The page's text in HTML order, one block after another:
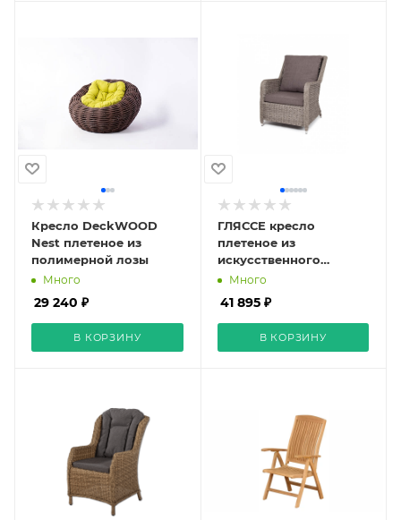
Кресло DeckWOOD
Nest плетеное из
полимерной лозы
Много
29 240 ₽
В КОРЗИНУ
ГЛЯССЕ кресло
плетеное из
искусственного
ротанга (гиацинт), цвет
Много
41 895 ₽
В КОРЗИНУ